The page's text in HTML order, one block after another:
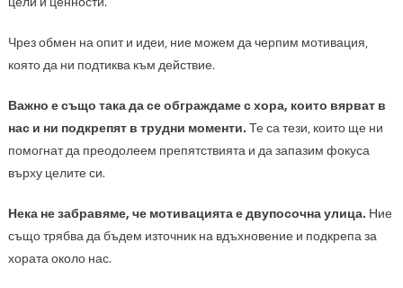
Чрез обмен на опит и идеи, ние можем да черпим мотивация,
която да ни подтиква към действие.
Важно е също така да се обграждаме с хора, които вярват в
нас и ни подкрепят в трудни моменти.Те са тези, които ще ни
помогнат да преодолеем препятствията и да запазим фокуса
върху целите си.
Нека не забравяме, че мотивацията е двупосочна улица. Ние
също трябва да бъдем източник на вдъхновение и подкрепа за
хората около нас.